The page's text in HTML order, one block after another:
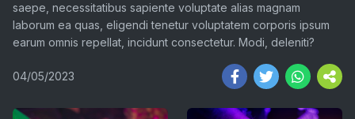
saepe, necessitatibus sapiente voluptate alias magnam
laborum ea quas, eligendi tenetur voluptatem corporis ipsum
earum omnis repellat, incidunt consectetur. Modi, deleniti?
04/05/2023